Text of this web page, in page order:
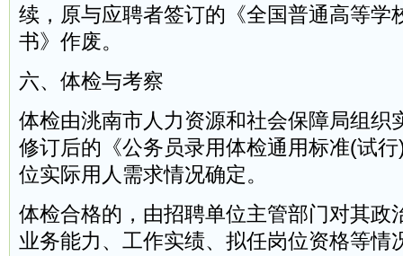
续，原与应聘者签订的《全国普通高等学
书》作废。
六、体检与考察
体检由洮南市人力资源和社会保障局组织
修订后的《公务员录用体检通用标准(试
位实际用人需求情况确定。
体检合格的，由招聘单位主管部门对其政
业务能力、工作实绩、拟任岗位资格等情